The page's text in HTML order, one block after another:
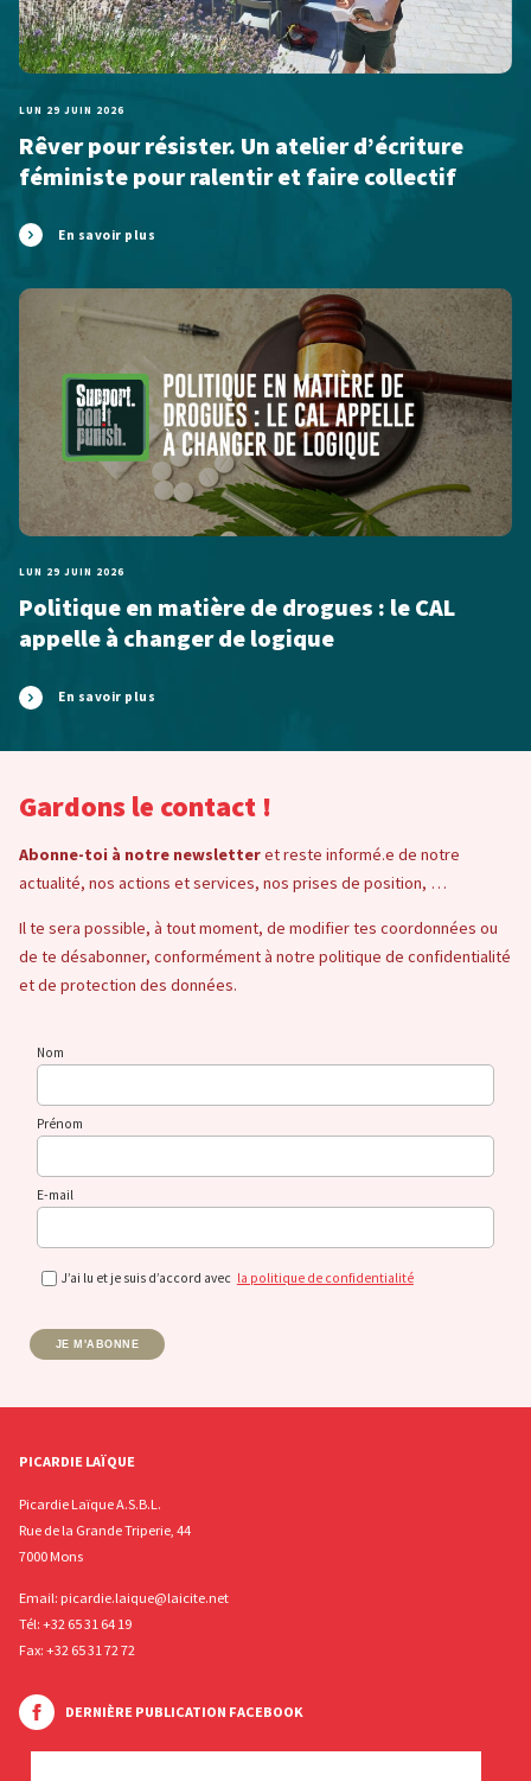
LUN 29 JUIN 2026
Rêver pour résister. Un atelier d’écriture
féministe pour ralentir et faire collectif
En savoir plus
LUN 29 JUIN 2026
Politique en matière de drogues : le CAL
appelle à changer de logique
En savoir plus
Gardons le contact !
Abonne-toi à notre newsletteret reste informé.e de notre
actualité, nos actions et services, nos prises de position, …
Il te sera possible, à tout moment, de modifier tes coordonnées ou
de te désabonner, conformément à notre politique de confidentialité
et de protection des données.
Nom
Prénom
E-mail
J’ai lu et je suis d’accord avec la politique de confidentialité
JE M'ABONNE
PICARDIE LAÏQUE
Picardie Laïque A.S.B.L.
Rue de la Grande Triperie, 44
7000 Mons
Email: picardie.laique@laicite.net
Tél: +32 65 31 64 19
Fax: +32 65 31 72 72
DERNIÈRE PUBLICATION FACEBOOK